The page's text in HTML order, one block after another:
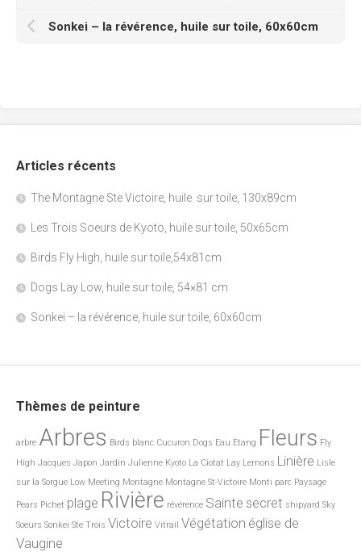
Sonkei – la révérence, huile sur toile, 60x60cm
Articles récents
The Montagne Ste Victoire, huile sur toile, 130x89cm
Les Trois Soeurs de Kyoto, huile sur toile, 50x65cm
Birds Fly High, huile sur toile,54x81cm
Dogs Lay Low, huile sur toile, 54×81 cm
Sonkei – la révérence, huile sur toile, 60x60cm
Thèmes de peinture
arbre Arbres Birds blanc Cucuron Dogs Eau Etang Fleurs Fly
High Jacques Japon Jardin Julienne Kyoto La Ciotat Lay Lemons Linière Lisle
sur la Sorgue Low Meeting Montagne Montagne St-Victoire Monti parc Paysage
Pears Pichet plage Rivière révérence Sainte secret shipyard Sky
Soeurs Sonkei Ste Trois Victoire Vitrail Végétation église de
Vaugine